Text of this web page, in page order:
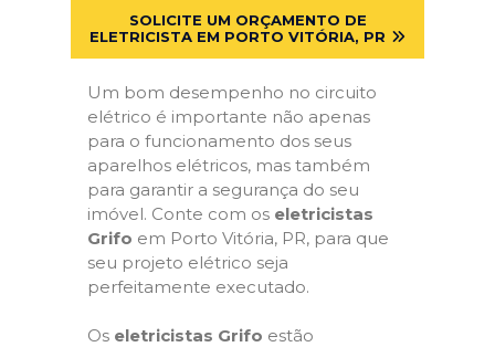
SOLICITE UM ORÇAMENTO DE
ELETRICISTA EM PORTO VITÓRIA, PR
Um bom desempenho no circuito
elétrico é importante não apenas
para o funcionamento dos seus
aparelhos elétricos, mas também
para garantir a segurança do seu
imóvel. Conte com os eletricistas
Grifo em Porto Vitória, PR, para que
seu projeto elétrico seja
perfeitamente executado.
Os eletricistas Grifo estão